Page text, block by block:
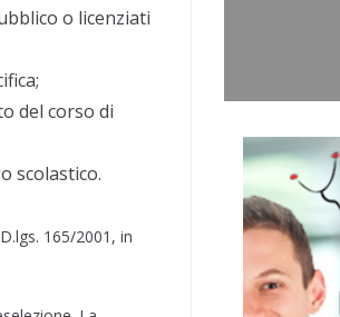
o licenziati
del corso di
scolastico.
165/2001, in